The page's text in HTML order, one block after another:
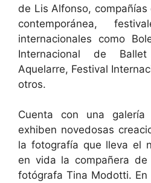
de Lis Alfonso,
contemporánea,
internacionales como
Internacional de
Aquelarre, Festival
otros.
Cuenta con una
exhiben novedosas
la fotografía que lleva el
en vida la compañera
fotógrafa Tina Modotti.